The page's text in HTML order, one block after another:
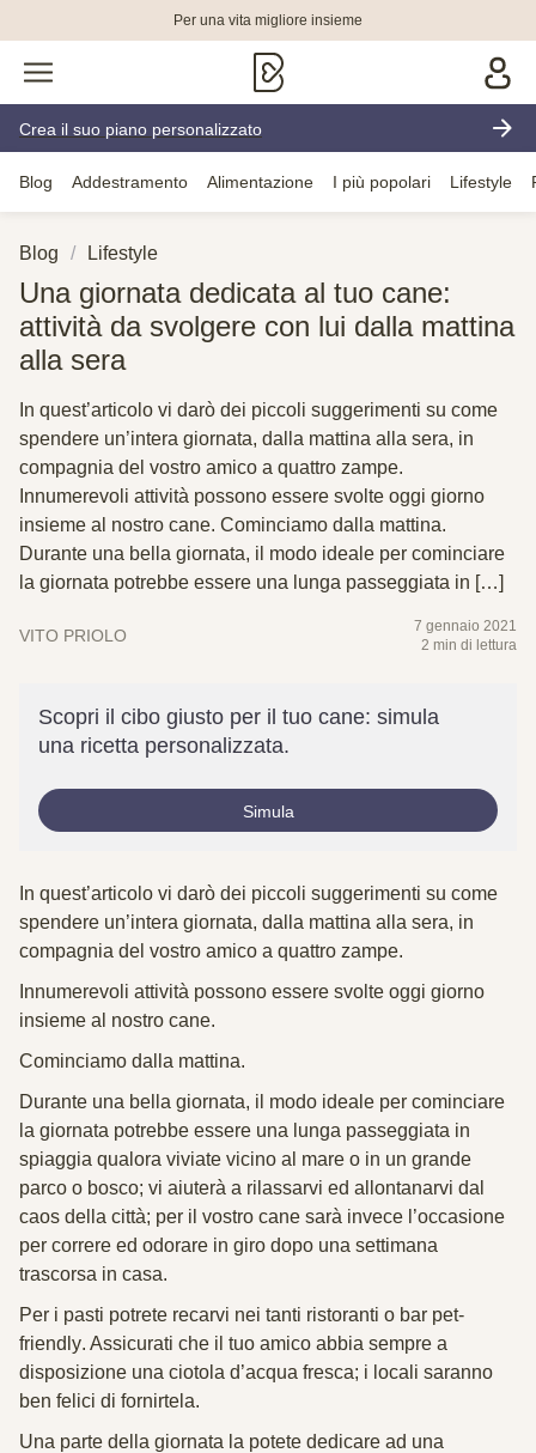
Per una vita migliore insieme
Crea il suo piano personalizzato
Blog Addestramento Alimentazione I più popolari Lifestyle
Blog Lifestyle
Una giornata dedicata al tuo cane:
attività da svolgere con lui dalla mattina
alla sera
In quest’articolo vi darò dei piccoli suggerimenti su come
spendere un’intera giornata, dalla mattina alla sera, in
compagnia del vostro amico a quattro zampe.
Innumerevoli attività possono essere svolte oggi giorno
insieme al nostro cane. Cominciamo dalla mattina.
Durante una bella giornata, il modo ideale per cominciare
la giornata potrebbe essere una lunga passeggiata in […]
VITO PRIOLO
7 gennaio 2021
2 min di lettura
Scopri il cibo giusto per il tuo cane: simula
una ricetta personalizzata.
Simula
In quest’articolo vi darò dei piccoli suggerimenti su come
spendere un’intera giornata, dalla mattina alla sera, in
compagnia del vostro amico a quattro zampe.
Innumerevoli attività possono essere svolte oggi giorno
insieme al nostro cane.
Cominciamo dalla mattina.
Durante una bella giornata, il modo ideale per cominciare
la giornata potrebbe essere una lunga passeggiata in
spiaggia qualora viviate vicino al mare o in un grande
parco o bosco; vi aiuterà a rilassarvi ed allontanarvi dal
caos della città; per il vostro cane sarà invece l’occasione
per correre ed odorare in giro dopo una settimana
trascorsa in casa.
Per i pasti potrete recarvi nei tanti ristoranti o bar pet-
friendly. Assicurati che il tuo amico abbia sempre a
disposizione una ciotola d’acqua fresca; i locali saranno
ben felici di fornirtela.
Una parte della giornata la potete dedicare ad una